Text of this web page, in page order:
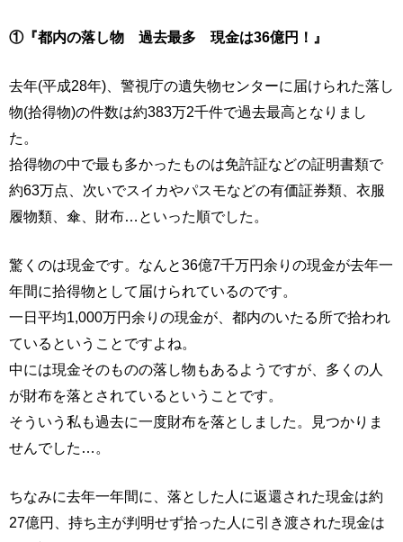
①『都内の落し物 過去最多 現金は36億円！』
去年(平成28年)、警視庁の遺失物センターに届けられた落し
物(拾得物)の件数は約383万2千件で過去最高となりまし
た。
拾得物の中で最も多かったものは免許証などの証明書類で
約63万点、次いでスイカやパスモなどの有価証券類、衣服
履物類、傘、財布…といった順でした。
驚くのは現金です。なんと36億7千万円余りの現金が去年一
年間に拾得物として届けられているのです。
一日平均1,000万円余りの現金が、都内のいたる所で拾われ
ているということですよね。
中には現金そのものの落し物もあるようですが、多くの人
が財布を落とされているということです。
そういう私も過去に一度財布を落としました。見つかりま
せんでした…。
ちなみに去年一年間に、落とした人に返還された現金は約
27億円、持ち主が判明せず拾った人に引き渡された現金は